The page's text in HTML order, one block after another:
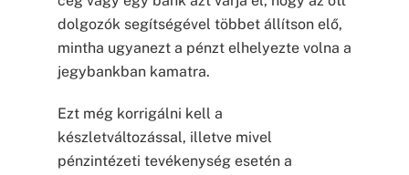
dolgozók segítségével többet állítson elő,
mintha ugyanezt a pénzt elhelyezte volna a
jegybankban kamatra.
Ezt még korrigálni kell a
készletváltozással, illetve mivel
pénzintézeti tevékenység esetén a